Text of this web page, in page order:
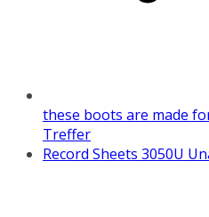
these boots are made
Treffer
Record Sheets 3050U